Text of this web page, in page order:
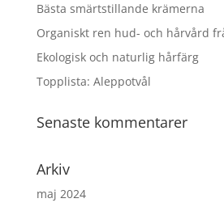
Bästa smärtstillande krämerna
Organiskt ren hud- och hårvård
Ekologisk och naturlig hårfärg
Topplista: Aleppotvål
Senaste kommentarer
Arkiv
maj 2024